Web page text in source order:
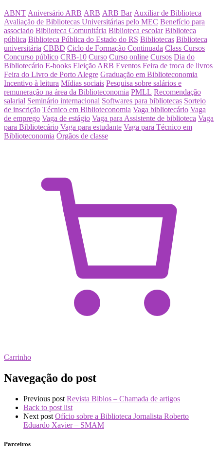
ABNT Aniversário ARB ARB ARB Bar Auxiliar de Biblioteca
Avaliação de Bibliotecas Universitárias pelo MEC Benefício para
associado Biblioteca Comunitária Biblioteca escolar Biblioteca
pública Biblioteca Pública do Estado do RS Bibliotecas Biblioteca
universitária CBBD Ciclo de Formação Continuada Class Cursos
Concurso público CRB-10 Curso Curso online Cursos Dia do
Bibliotecário E-books Eleição ARB Eventos Feira de troca de livros
Feira do Livro de Porto Alegre Graduação em Biblioteconomia
Incentivo à leitura Mídias sociais Pesquisa sobre salários e
remuneração na área da Biblioteconomia PMLL Recomendação
salarial Seminário internacional Softwares para bibliotecas Sorteio
de inscrição Técnico em Biblioteconomia Vaga bibliotecário Vaga
de emprego Vaga de estágio Vaga para Assistente de biblioteca Vaga
para Bibliotecário Vaga para estudante Vaga para Técnico em
Biblioteconomia Órgãos de classe
Carrinho
Navegação do post
Previous post Revista Biblos – Chamada de artigos
Back to post list
Next post Ofício sobre a Biblioteca Jornalista Roberto
Eduardo Xavier – SMAM
Parceiros